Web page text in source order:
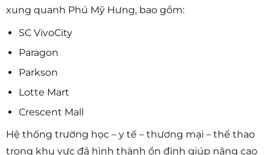
xung quanh Phú Mỹ Hưng, bao gồm:
SC VivoCity
Paragon
Parkson
Lotte Mart
Crescent Mall
Hệ thống trường học – y tế – thương mại – thể thao
trong khu vực đã hình thành ổn định giúp nâng cao